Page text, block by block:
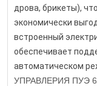
дрова, брикеты),
экономически
встроенный
обеспечивает
автоматическом
УПРАВЛЕРИЯ ПУЭ